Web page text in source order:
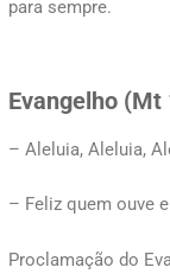
para sempre.
Evangelho (Mt
– Aleluia, Aleluia,
– Feliz quem ouve
Proclamação do